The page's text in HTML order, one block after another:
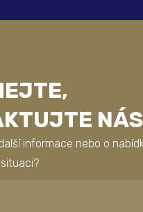
informace nebo o